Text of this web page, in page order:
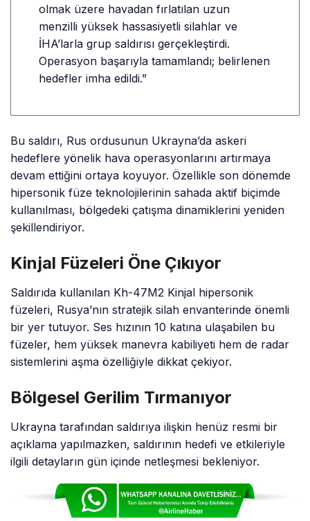
olmak üzere havadan fırlatılan uzun
menzilli yüksek hassasiyetli silahlar ve
İHA’larla grup saldırısı gerçekleştirdi.
Operasyon başarıyla tamamlandı; belirlenen
hedefler imha edildi.”
Bu saldırı, Rus ordusunun Ukrayna’da askeri
hedeflere yönelik hava operasyonlarını artırmaya
devam ettiğini ortaya koyuyor. Özellikle son dönemde
hipersonik füze teknolojilerinin sahada aktif biçimde
kullanılması, bölgedeki çatışma dinamiklerini yeniden
şekillendiriyor.
Kinjal Füzeleri Öne Çıkıyor
Saldırıda kullanılan Kh-47M2 Kinjal hipersonik
füzeleri, Rusya’nın stratejik silah envanterinde önemli
bir yer tutuyor. Ses hızının 10 katına ulaşabilen bu
füzeler, hem yüksek manevra kabiliyeti hem de radar
sistemlerini aşma özelliğiyle dikkat çekiyor.
Bölgesel Gerilim Tırmanıyor
Ukrayna tarafından saldırıya ilişkin henüz resmi bir
açıklama yapılmazken, saldırının hedefi ve etkileriyle
ilgili detayların gün içinde netleşmesi bekleniyor.